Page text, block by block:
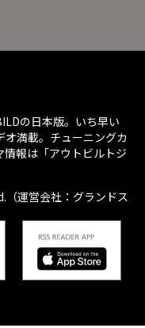
の日本版。いち早い
満載。チューニングカ
報は「アウトビルトジ
運営会社：グランドス